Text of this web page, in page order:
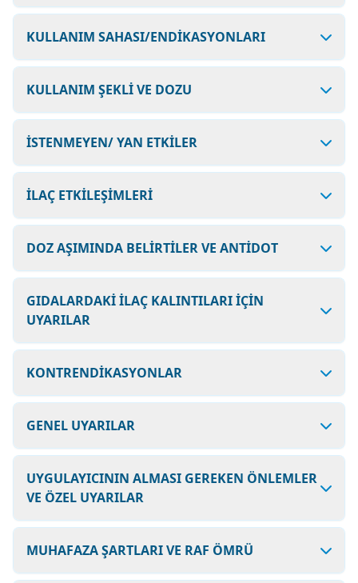
KULLANIM SAHASI/ENDİKASYONLARI
KULLANIM ŞEKLİ VE DOZU
İSTENMEYEN/ YAN ETKİLER
İLAÇ ETKİLEŞİMLERİ
DOZ AŞIMINDA BELİRTİLER VE ANTİDOT
GIDALARDAKİ İLAÇ KALINTILARI İÇİN
UYARILAR
KONTRENDİKASYONLAR
GENEL UYARILAR
UYGULAYICININ ALMASI GEREKEN ÖNLEMLER
VE ÖZEL UYARILAR
MUHAFAZA ŞARTLARI VE RAF ÖMRÜ